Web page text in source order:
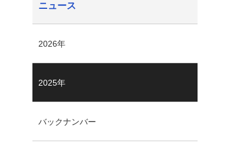
ニュース
2026年
2025年
バックナンバー